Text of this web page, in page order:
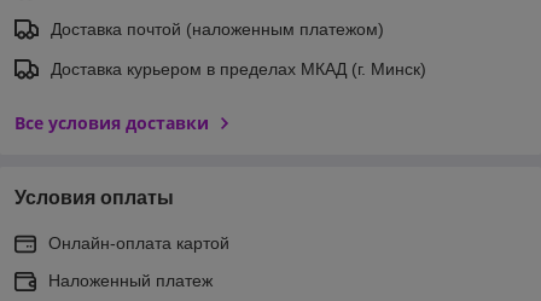
Доставка почтой (наложенным платежом)
Доставка курьером в пределах МКАД (г. Минск)
Все условия доставки
Условия оплаты
Онлайн-оплата картой
Наложенный платеж